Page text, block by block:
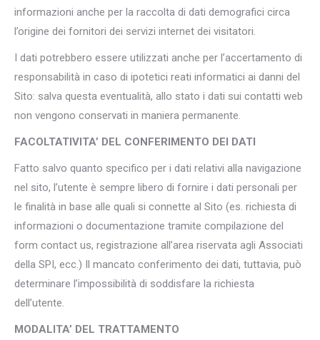
informazioni anche per la raccolta di dati demografici circa
l’origine dei fornitori dei servizi internet dei visitatori.
I dati potrebbero essere utilizzati anche per l’accertamento di
responsabilità in caso di ipotetici reati informatici ai danni del
Sito: salva questa eventualità, allo stato i dati sui contatti web
non vengono conservati in maniera permanente.
FACOLTATIVITA’ DEL CONFERIMENTO DEI DATI
Fatto salvo quanto specifico per i dati relativi alla navigazione
nel sito, l’utente è sempre libero di fornire i dati personali per
le finalità in base alle quali si connette al Sito (es. richiesta di
informazioni o documentazione tramite compilazione del
form contact us, registrazione all’area riservata agli Associati
della SPI, ecc.) Il mancato conferimento dei dati, tuttavia, può
determinare l’impossibilità di soddisfare la richiesta
dell’utente.
MODALITA’ DEL TRATTAMENTO